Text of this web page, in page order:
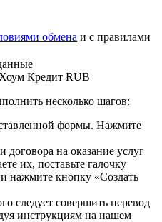
обмена и с правилами
Кредит RUB
несколько шагов:
формы. Нажмите
договора на оказание услуг
их, поставьте галочку
нажмите кнопку «Создать
следует совершить перевод
инструкциям на нашем